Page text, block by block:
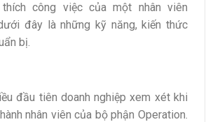
công việc của một nhân viên
đây là những kỹ năng, kiến thức
bị.
đầu tiên doanh nghiệp xem xét khi
nhân viên của bộ phận Operation.